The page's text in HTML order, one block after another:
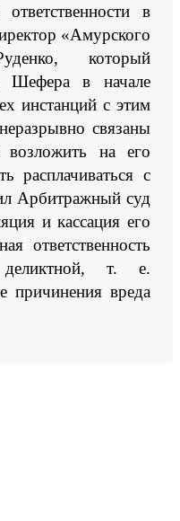
в
«Амурского
который
Шефера в начале
инстанций с этим
связаны
на его
расплачиваться с
Арбитражный суд
и кассация его
ответственность
т. е.
причинения вреда